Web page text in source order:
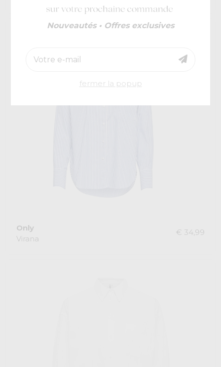
Only
Virana
€ 34,99
Nouveautés • Offres exclusives
fermer la popup